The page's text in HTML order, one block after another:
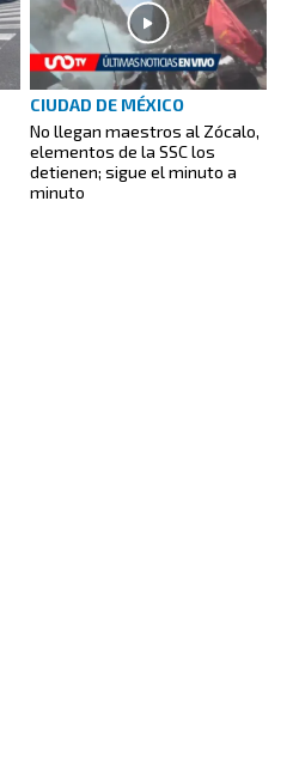
CIUDAD DE MÉXICO
No llegan maestros al Zócalo,
elementos de la SSC los
detienen; sigue el minuto a
minuto